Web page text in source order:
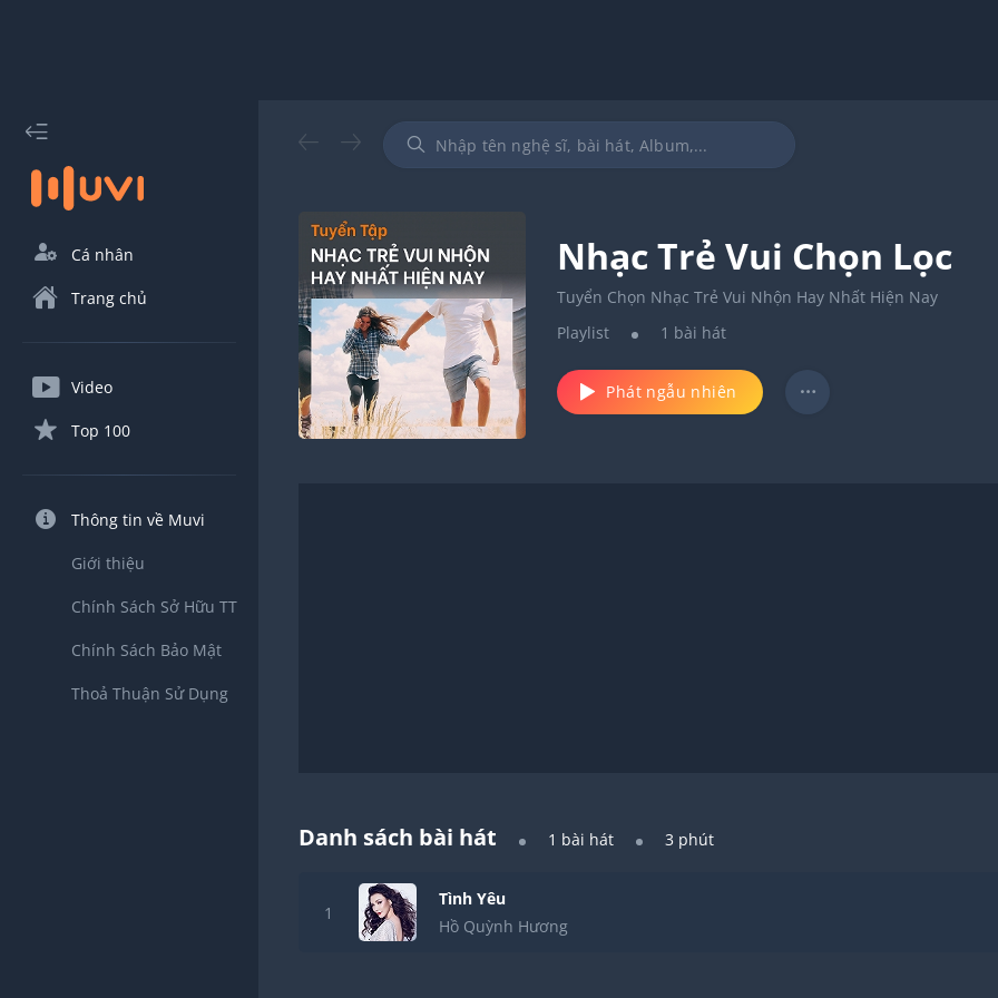
Cá nhân
Trang chủ
Video
Top 100
Thông tin về Muvi
Giới thiệu
Chính Sách Sở Hữu TT
Chính Sách Bảo Mật
Thoả Thuận Sử Dụng
Nhạc Trẻ Vui Chọn Lọc
Tuyển Chọn Nhạc Trẻ Vui Nhộn Hay Nhất Hiện Nay
Playlist
1 bài hát
Phát ngẫu nhiên
Danh sách bài hát 1 bài hát 3 phút
1
Tình Yêu
Hồ Quỳnh Hương